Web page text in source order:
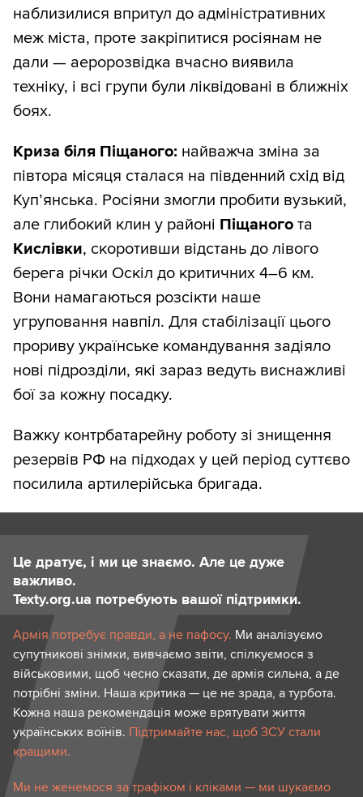
наблизилися впритул до адміністративних
меж міста, проте закріпитися росіянам не
дали — аеророзвідка вчасно виявила
техніку, і всі групи були ліквідовані в ближніх
боях.
Криза біля Піщаного: найважча зміна за
півтора місяця сталася на південний схід від
Куп’янська. Росіяни змогли пробити вузький,
але глибокий клин у районі Піщаного та
Кислівки, скоротивши відстань до лівого
берега річки Оскіл до критичних 4–6 км.
Вони намагаються розсікти наше
угруповання навпіл. Для стабілізації цього
прориву українське командування задіяло
нові підрозділи, які зараз ведуть виснажливі
бої за кожну посадку.
Важку контрбатарейну роботу зі знищення
резервів РФ на підходах у цей період суттєво
посилила артилерійська бригада.
Це дратує, і ми це знаємо. Але це дуже
важливо.
Texty.org.ua потребують вашої підтримки.
Армія потребує правди, а не пафосу. Ми аналізуємо
супутникові знімки, вивчаємо звіти, спілкуємося з
військовими, щоб чесно сказати, де армія сильна, а де
потрібні зміни. Наша критика — це не зрада, а турбота.
Кожна наша рекомендація може врятувати життя
українських воїнів. Підтримайте нас, щоб ЗСУ стали
кращими.
Ми не женемося за трафіком і кліками — ми шукаємо